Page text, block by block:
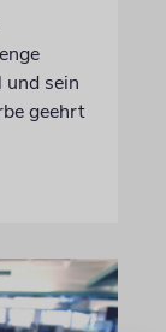
und sein
geehrt